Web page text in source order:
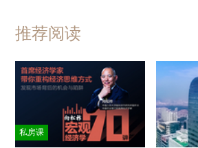
推荐阅读
私房课